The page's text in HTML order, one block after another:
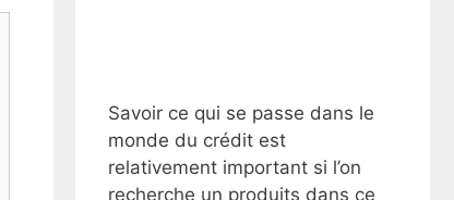
Savoir ce qui se passe dans le
monde du crédit est
relativement important si l’on
recherche un produits dans ce